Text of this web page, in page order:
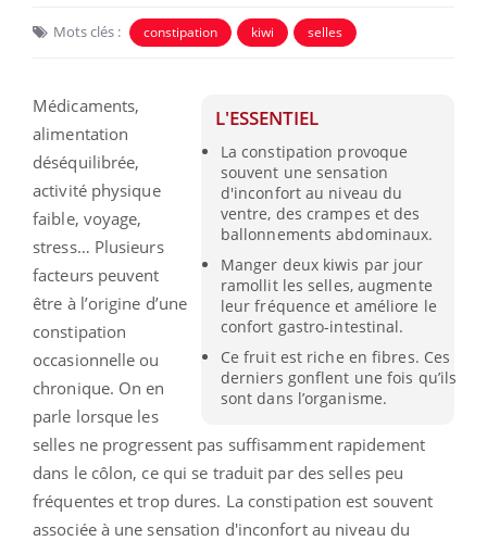
Mots clés : constipation kiwi selles
L'ESSENTIEL
La constipation provoque
souvent une sensation
d'inconfort au niveau du
ventre, des crampes et des
ballonnements abdominaux.
Manger deux kiwis par jour
ramollit les selles, augmente
leur fréquence et améliore le
confort gastro-intestinal.
Ce fruit est riche en fibres. Ces
derniers gonflent une fois qu’ils
sont dans l’organisme.
Médicaments,
alimentation
déséquilibrée,
activité physique
faible, voyage,
stress… Plusieurs
facteurs peuvent
être à l’origine d’une
constipation
occasionnelle ou
chronique. On en
parle lorsque les
selles ne progressent pas suffisamment rapidement
dans le côlon, ce qui se traduit par des selles peu
fréquentes et trop dures. La constipation est souvent
associée à une sensation d'inconfort au niveau du